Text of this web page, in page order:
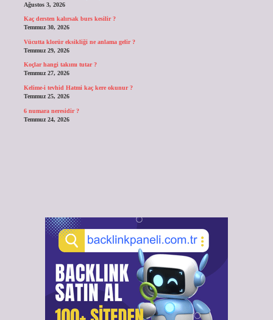
Ağustos 3, 2026
Kaç dersten kalırsak burs kesilir ?
Temmuz 30, 2026
Vücutta klorür eksikliği ne anlama gelir ?
Temmuz 29, 2026
Koçlar hangi takımı tutar ?
Temmuz 27, 2026
Kelime-i tevhid Hatmi kaç kere okunur ?
Temmuz 25, 2026
6 numara neresidir ?
Temmuz 24, 2026